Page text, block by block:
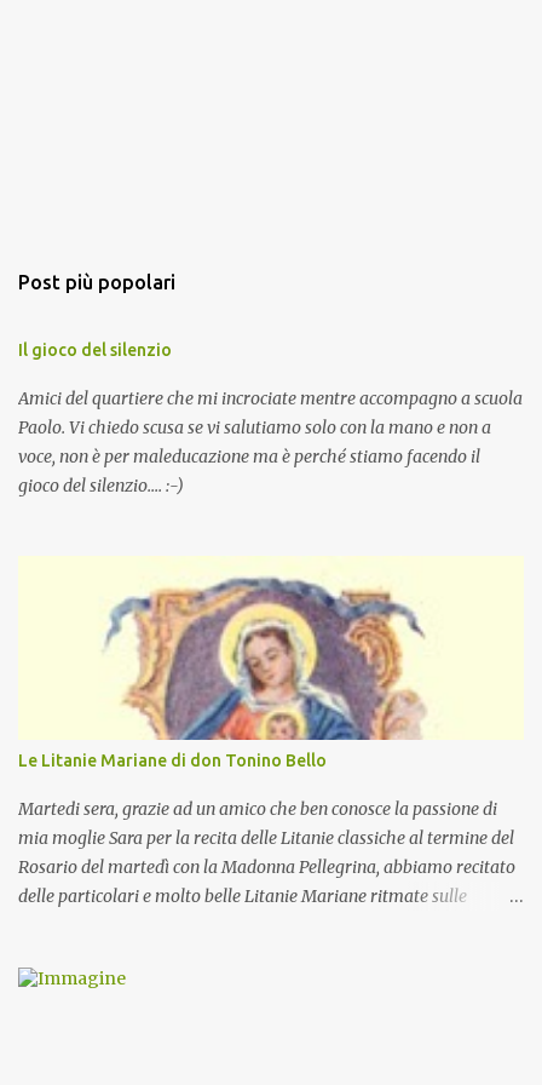
Post più popolari
Il gioco del silenzio
Amici del quartiere che mi incrociate mentre accompagno a scuola
Paolo. Vi chiedo scusa se vi salutiamo solo con la mano e non a
voce, non è per maleducazione ma è perché stiamo facendo il
gioco del silenzio.... :-)
Le Litanie Mariane di don Tonino Bello
Martedi sera, grazie ad un amico che ben conosce la passione di
mia moglie Sara per la recita delle Litanie classiche al termine del
Rosario del martedì con la Madonna Pellegrina, abbiamo recitato
delle particolari e molto belle Litanie Mariane ritmate sulle
preghiera.